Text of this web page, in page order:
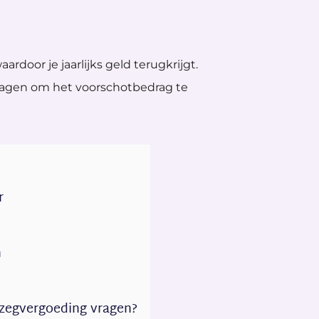
je jaarlijks geld terugkrijgt.
om het voorschotbedrag te
vragen?